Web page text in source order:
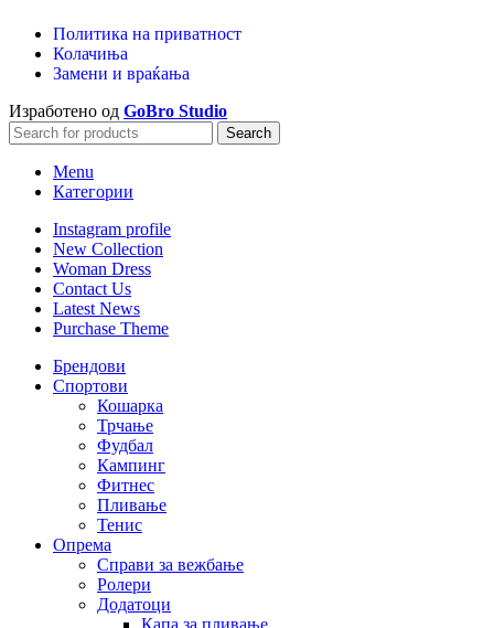
Политика на приватност
Колачиња
Замени и враќања
Изработено од GoBro Studio
Search
Menu
Категории
Instagram profile
New Collection
Woman Dress
Contact Us
Latest News
Purchase Theme
Брендови
Спортови
Кошарка
Трчање
Фудбал
Кампинг
Фитнес
Пливање
Тенис
Опрема
Справи за вежбање
Ролери
Додатоци
Капа за пливање